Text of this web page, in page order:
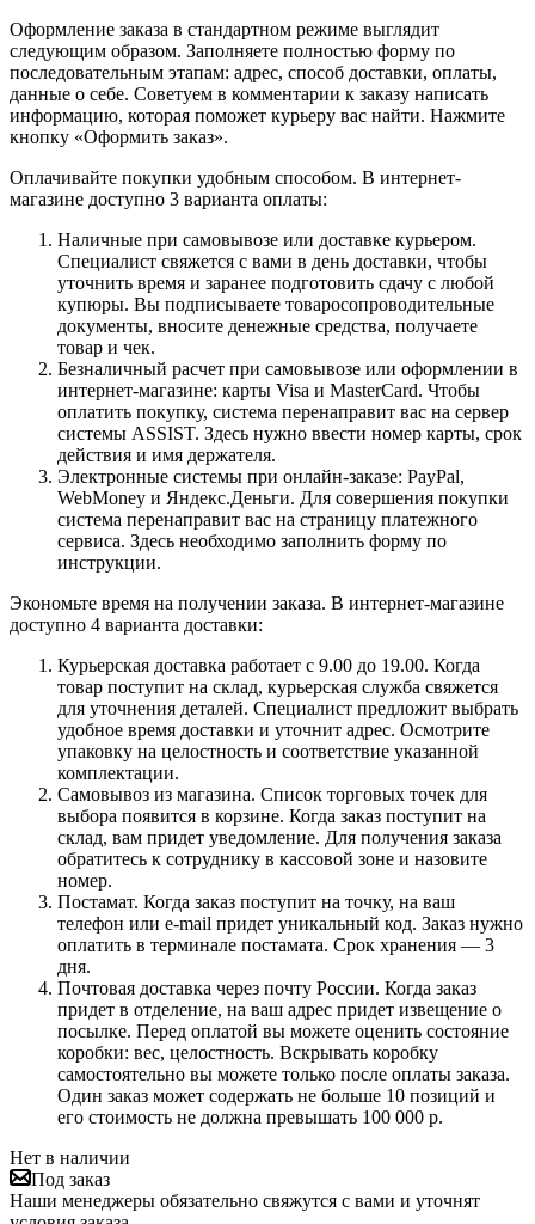
Оформление заказа в стандартном режиме выглядит
следующим образом. Заполняете полностью форму по
последовательным этапам: адрес, способ доставки, оплаты,
данные о себе. Советуем в комментарии к заказу написать
информацию, которая поможет курьеру вас найти. Нажмите
кнопку «Оформить заказ».
Оплачивайте покупки удобным способом. В интернет-
магазине доступно 3 варианта оплаты:
Наличные при самовывозе или доставке курьером.
Специалист свяжется с вами в день доставки, чтобы
уточнить время и заранее подготовить сдачу с любой
купюры. Вы подписываете товаросопроводительные
документы, вносите денежные средства, получаете
товар и чек.
Безналичный расчет при самовывозе или оформлении в
интернет-магазине: карты Visa и MasterCard. Чтобы
оплатить покупку, система перенаправит вас на сервер
системы ASSIST. Здесь нужно ввести номер карты, срок
действия и имя держателя.
Электронные системы при онлайн-заказе: PayPal,
WebMoney и Яндекс.Деньги. Для совершения покупки
система перенаправит вас на страницу платежного
сервиса. Здесь необходимо заполнить форму по
инструкции.
Экономьте время на получении заказа. В интернет-магазине
доступно 4 варианта доставки:
Курьерская доставка работает с 9.00 до 19.00. Когда
товар поступит на склад, курьерская служба свяжется
для уточнения деталей. Специалист предложит выбрать
удобное время доставки и уточнит адрес. Осмотрите
упаковку на целостность и соответствие указанной
комплектации.
Самовывоз из магазина. Список торговых точек для
выбора появится в корзине. Когда заказ поступит на
склад, вам придет уведомление. Для получения заказа
обратитесь к сотруднику в кассовой зоне и назовите
номер.
Постамат. Когда заказ поступит на точку, на ваш
телефон или e-mail придет уникальный код. Заказ нужно
оплатить в терминале постамата. Срок хранения — 3
дня.
Почтовая доставка через почту России. Когда заказ
придет в отделение, на ваш адрес придет извещение о
посылке. Перед оплатой вы можете оценить состояние
коробки: вес, целостность. Вскрывать коробку
самостоятельно вы можете только после оплаты заказа.
Один заказ может содержать не больше 10 позиций и
его стоимость не должна превышать 100 000 р.
Нет в наличии
Под заказ
Наши менеджеры обязательно свяжутся с вами и уточнят